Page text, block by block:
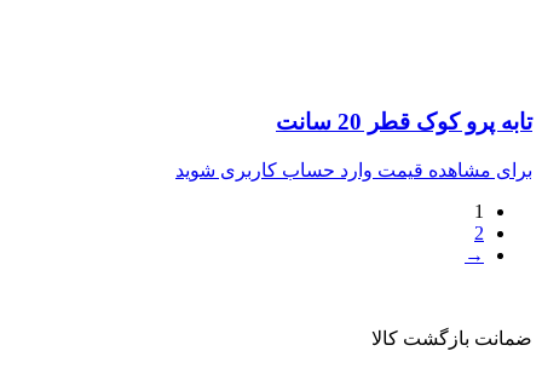
تابه پرو کوک قطر 20 سانت
برای مشاهده قیمت وارد حساب کاربری شوید
1
2
→
ضمانت بازگشت کالا